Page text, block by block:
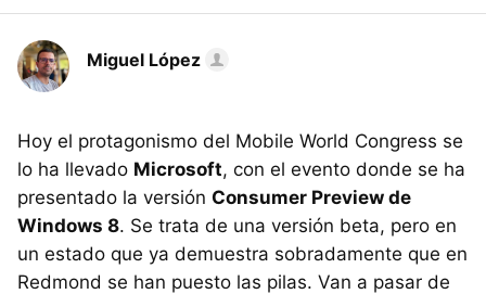
Miguel López
Hoy el protagonismo del Mobile World Congress se
lo ha llevado Microsoft, con el evento donde se ha
presentado la versión Consumer Preview de
Windows 8. Se trata de una versión beta, pero en
un estado que ya demuestra sobradamente que en
Redmond se han puesto las pilas. Van a pasar de